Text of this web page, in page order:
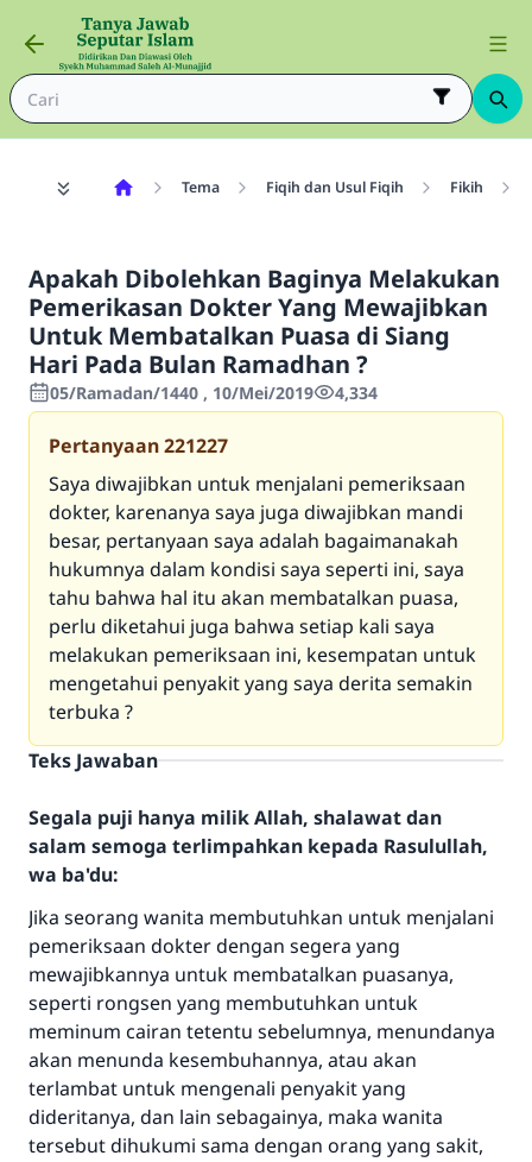
Tema Fiqih dan Usul Fiqih Fikih
Apakah Dibolehkan Baginya Melakukan
Pemerikasan Dokter Yang Mewajibkan
Untuk Membatalkan Puasa di Siang
Hari Pada Bulan Ramadhan ?
05/Ramadan/1440 , 10/Mei/2019 4,334
Pertanyaan221227
Saya diwajibkan untuk menjalani pemeriksaan
dokter, karenanya saya juga diwajibkan mandi
besar, pertanyaan saya adalah bagaimanakah
hukumnya dalam kondisi saya seperti ini, saya
tahu bahwa hal itu akan membatalkan puasa,
perlu diketahui juga bahwa setiap kali saya
melakukan pemeriksaan ini, kesempatan untuk
mengetahui penyakit yang saya derita semakin
terbuka ?
Teks Jawaban
Segala puji hanya milik Allah, shalawat dan
salam semoga terlimpahkan kepada Rasulullah,
wa ba'du:
Jika seorang wanita membutuhkan untuk menjalani
pemeriksaan dokter dengan segera yang
mewajibkannya untuk membatalkan puasanya,
seperti rongsen yang membutuhkan untuk
meminum cairan tetentu sebelumnya, menundanya
akan menunda kesembuhannya, atau akan
terlambat untuk mengenali penyakit yang
dideritanya, dan lain sebagainya, maka wanita
tersebut dihukumi sama dengan orang yang sakit,